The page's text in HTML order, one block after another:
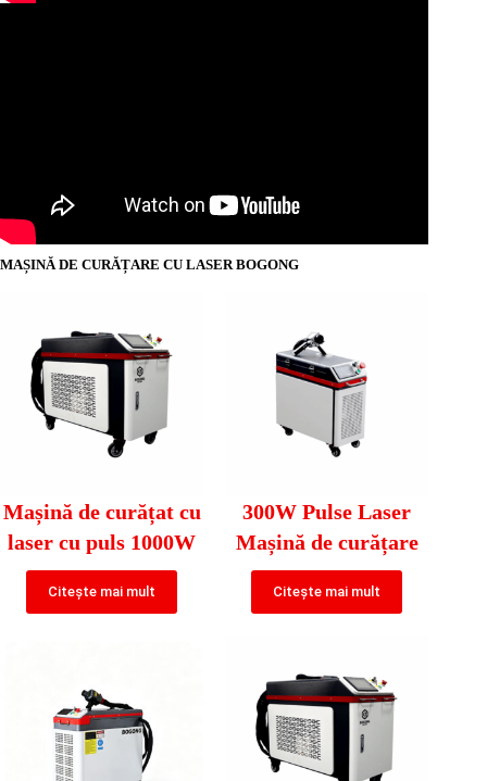
MAȘINĂ DE CURĂȚARE CU LASER BOGONG
Mașină de curățat cu
laser cu puls 1000W
Citește mai mult
300W Pulse Laser
Mașină de curățare
Citește mai mult